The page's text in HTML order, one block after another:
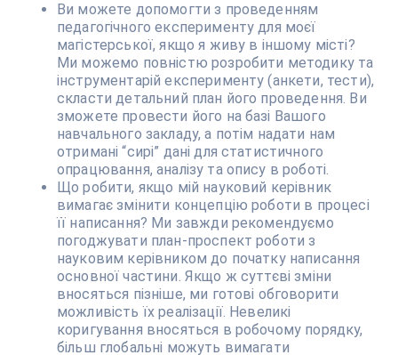
Ви можете допомогти з проведенням
педагогічного експерименту для моєї
магістерської, якщо я живу в іншому місті?
Ми можемо повністю розробити методику та
інструментарій експерименту (анкети, тести),
скласти детальний план його проведення. Ви
зможете провести його на базі Вашого
навчального закладу, а потім надати нам
отримані “сирі” дані для статистичного
опрацювання, аналізу та опису в роботі.
Що робити, якщо мій науковий керівник
вимагає змінити концепцію роботи в процесі
її написання? Ми завжди рекомендуємо
погоджувати план-проспект роботи з
науковим керівником до початку написання
основної частини. Якщо ж суттєві зміни
вносяться пізніше, ми готові обговорити
можливість їх реалізації. Невеликі
коригування вносяться в робочому порядку,
більш глобальні можуть вимагати